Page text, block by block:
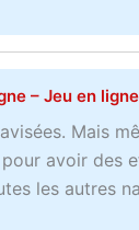
e
– Jeu en ligne
Mais
avoir des
les autres